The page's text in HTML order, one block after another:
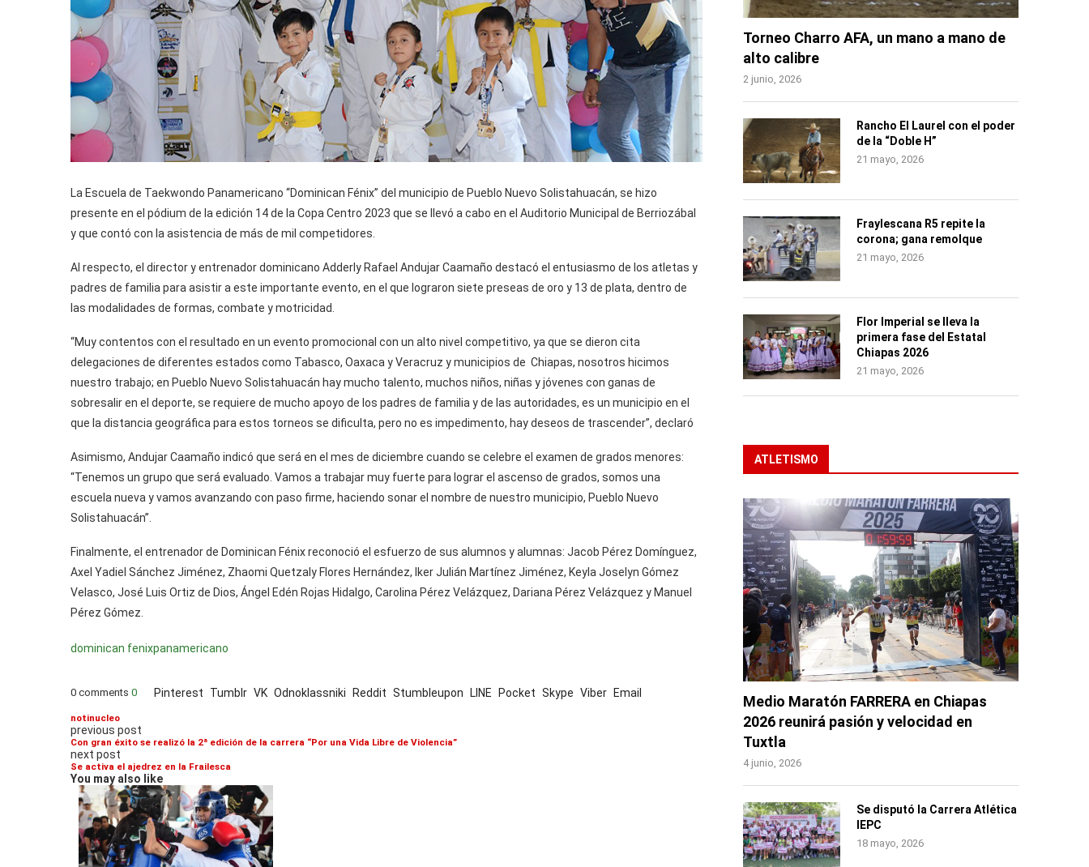
La Escuela de Taekwondo Panamericano “Dominican Fénix” del municipio de Pueblo Nuevo Solistahuacán, se hizo
presente en el pódium de la edición 14 de la Copa Centro 2023 que se llevó a cabo en el Auditorio Municipal de Berriozábal
y que contó con la asistencia de más de mil competidores.
Al respecto, el director y entrenador dominicano Adderly Rafael Andujar Caamaño destacó el entusiasmo de los atletas y
padres de familia para asistir a este importante evento, en el que lograron siete preseas de oro y 13 de plata, dentro de
las modalidades de formas, combate y motricidad.
“Muy contentos con el resultado en un evento promocional con un alto nivel competitivo, ya que se dieron cita
delegaciones de diferentes estados como Tabasco, Oaxaca y Veracruz y municipios de Chiapas, nosotros hicimos
nuestro trabajo; en Pueblo Nuevo Solistahuacán hay mucho talento, muchos niños, niñas y jóvenes con ganas de
sobresalir en el deporte, se requiere de mucho apoyo de los padres de familia y de las autoridades, es un municipio en el
que la distancia geográfica para estos torneos se dificulta, pero no es impedimento, hay deseos de trascender”, declaró
Asimismo, Andujar Caamaño indicó que será en el mes de diciembre cuando se celebre el examen de grados menores:
“Tenemos un grupo que será evaluado. Vamos a trabajar muy fuerte para lograr el ascenso de grados, somos una
escuela nueva y vamos avanzando con paso firme, haciendo sonar el nombre de nuestro municipio, Pueblo Nuevo
Solistahuacán”.
Finalmente, el entrenador de Dominican Fénix reconoció el esfuerzo de sus alumnos y alumnas: Jacob Pérez Domínguez,
Axel Yadiel Sánchez Jiménez, Zhaomi Quetzaly Flores Hernández, Iker Julián Martínez Jiménez, Keyla Joselyn Gómez
Velasco, José Luis Ortiz de Dios, Ángel Edén Rojas Hidalgo, Carolina Pérez Velázquez, Dariana Pérez Velázquez y Manuel
Pérez Gómez.
dominican fenixpanamericano
0 comments 0 Pinterest Tumblr VK Odnoklassniki Reddit Stumbleupon LINE Pocket Skype Viber Email
notinucleo
previous post
Con gran éxito se realizó la 2ª edición de la carrera “Por una Vida Libre de Violencia”
next post
Se activa el ajedrez en la Frailesca
You may also like
Torneo Charro AFA, un mano a mano de
alto calibre
2 junio, 2026
Rancho El Laurel con el poder
de la “Doble H”
21 mayo, 2026
Fraylescana R5 repite la
corona; gana remolque
21 mayo, 2026
Flor Imperial se lleva la
primera fase del Estatal
Chiapas 2026
21 mayo, 2026
ATLETISMO
Medio Maratón FARRERA en Chiapas
2026 reunirá pasión y velocidad en
Tuxtla
4 junio, 2026
Se disputó la Carrera Atlética
IEPC
18 mayo, 2026